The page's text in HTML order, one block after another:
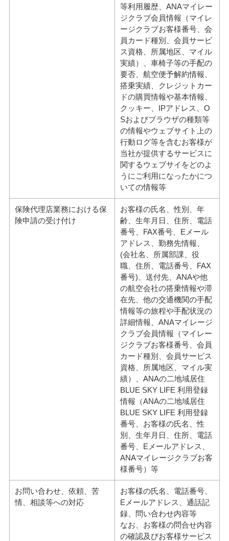
等利用履歴、ANAマイレー
ジクラブ会員情報（マイレ
ージクラブお客様番号、会
員カード種別、会員サービ
ス資格、所属地区、マイル
実績）、車椅子等の手配の
要否、航空便予解約情報、
搭乗実績、クレジットカー
ドの購買情報や基本情報、
クッキー、IPアドレス、O
Sおよびブラウザの種類等
の情報やウェブサイト上の
行動ログ等を含むお客様が
当社が提供するサービスに
関するウェブサイをどのよ
うにご利用になったかにつ
いての情報等
保険代理店業務における保
険申請の受け付け
お客様の氏名、性別、年
齢、生年月日、住所、電話
番号、FAX番号、Eメール
アドレス、勤務先情報、
(会社名、所属部課、役
職、住所、電話番号、FAX
番号)、送付先、ANAや他
の航空会社の搭乗情報や滞
在先、他の交通機関の手配
情報等の旅程や手配状況の
詳細情報、ANAマイレージ
クラブ会員情報（マイレー
ジクラブお客様番号、会員
カード種別、会員サービス
資格、所属地区、マイル実
績）、ANAの二地域居住
BLUE SKY LIFE 利用登録
情報（ANAの二地域居住
BLUE SKY LIFE 利用登録
番号、お客様の氏名、性
別、生年月日、住所、電話
番号、Eメールアドレス、
ANAマイレージクラブお客
様番号）等
お問い合わせ、依頼、苦
情、相談等への対応
お客様の氏名、電話番号、
Eメールアドレス、通話記
録、問い合わせ内容等
なお、お客様の問合せ内容
の確認及びお客様サービス